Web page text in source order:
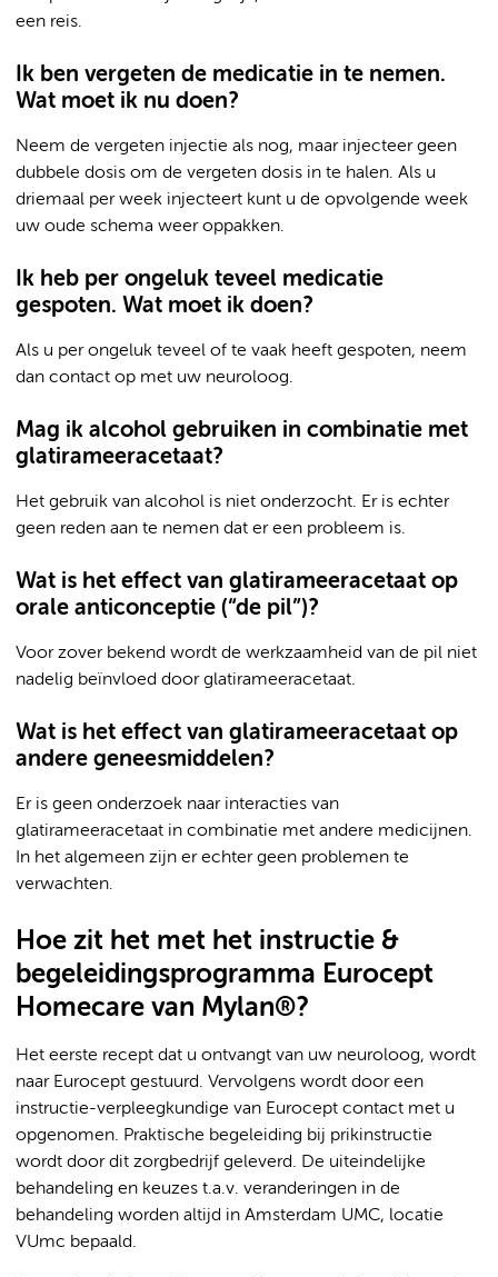
een reis.
Ik ben vergeten de medicatie in te nemen.
Wat moet ik nu doen?
Neem de vergeten injectie als nog, maar injecteer geen
dubbele dosis om de vergeten dosis in te halen. Als u
driemaal per week injecteert kunt u de opvolgende week
uw oude schema weer oppakken.
Ik heb per ongeluk teveel medicatie
gespoten. Wat moet ik doen?
Als u per ongeluk teveel of te vaak heeft gespoten, neem
dan contact op met uw neuroloog.
Mag ik alcohol gebruiken in combinatie met
glatirameeracetaat?
Het gebruik van alcohol is niet onderzocht. Er is echter
geen reden aan te nemen dat er een probleem is.
Wat is het effect van glatirameeracetaat op
orale anticonceptie (“de pil”)?
Voor zover bekend wordt de werkzaamheid van de pil niet
nadelig beïnvloed door glatirameeracetaat.
Wat is het effect van glatirameeracetaat op
andere geneesmiddelen?
Er is geen onderzoek naar interacties van
glatirameeracetaat in combinatie met andere medicijnen.
In het algemeen zijn er echter geen problemen te
verwachten.
Hoe zit het met het instructie &
begeleidingsprogramma Eurocept
Homecare van Mylan®?
Het eerste recept dat u ontvangt van uw neuroloog, wordt
naar Eurocept gestuurd. Vervolgens wordt door een
instructie-verpleegkundige van Eurocept contact met u
opgenomen. Praktische begeleiding bij prikinstructie
wordt door dit zorgbedrijf geleverd. De uiteindelijke
behandeling en keuzes t.a.v. veranderingen in de
behandeling worden altijd in Amsterdam UMC, locatie
VUmc bepaald.